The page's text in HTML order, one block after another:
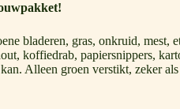
bladeren, gras, onkruid, mest,
koffiedrab, papiersnippers,
Alleen groen verstikt, zeker